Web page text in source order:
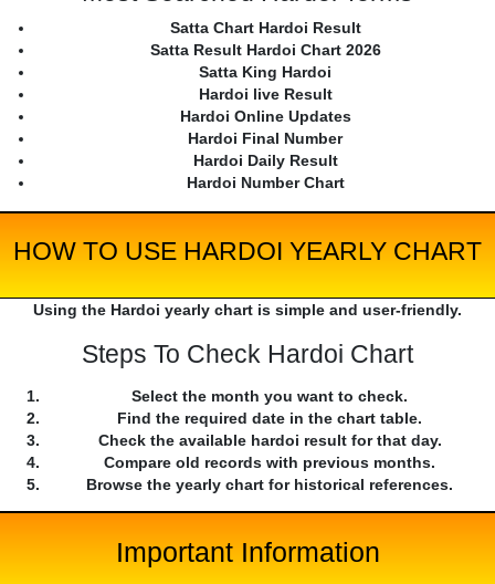
Satta Chart Hardoi Result
Satta Result Hardoi Chart 2026
Satta King Hardoi
Hardoi live Result
Hardoi Online Updates
Hardoi Final Number
Hardoi Daily Result
Hardoi Number Chart
HOW TO USE HARDOI YEARLY CHART
Using the Hardoi yearly chart is simple and user-friendly.
Steps To Check Hardoi Chart
Select the month you want to check.
Find the required date in the chart table.
Check the available hardoi result for that day.
Compare old records with previous months.
Browse the yearly chart for historical references.
Important Information